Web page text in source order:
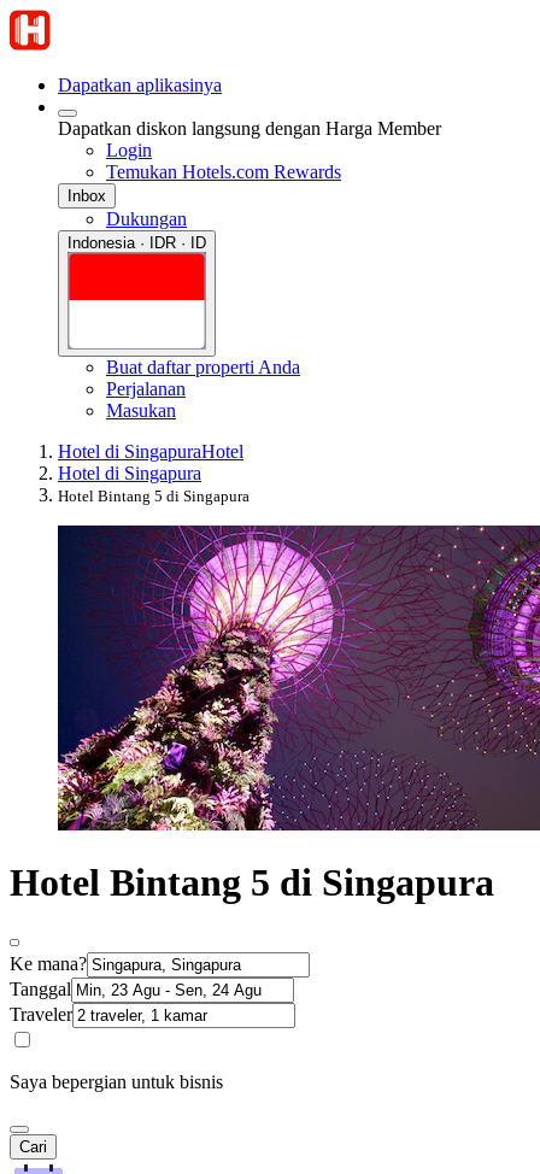
Dapatkan aplikasinya
Dapatkan diskon langsung dengan Harga Member
Login
Temukan Hotels.com Rewards
Inbox
Dukungan
Indonesia · IDR · ID
Buat daftar properti Anda
Perjalanan
Masukan
Hotel di SingapuraHotel
Hotel di Singapura
Hotel Bintang 5 di Singapura
Hotel Bintang 5 di Singapura
Ke mana?
Tanggal
Traveler
Saya bepergian untuk bisnis
Cari